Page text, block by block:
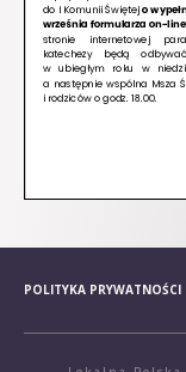
POLITYKA PRYWATNOŚCI